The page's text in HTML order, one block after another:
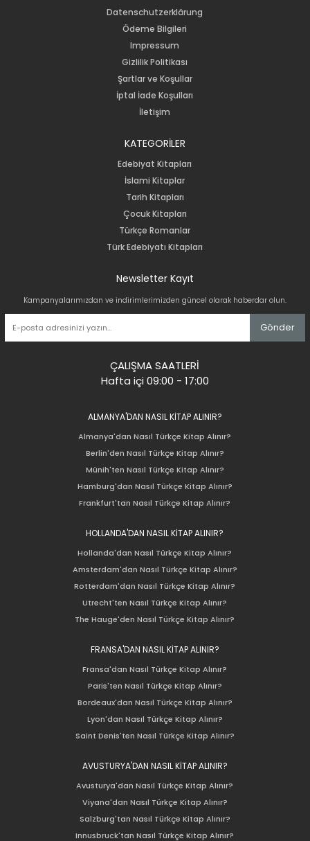
Datenschutzerklärung
Ödeme Bilgileri
Impressum
Gizlilik Politikası
Şartlar ve Koşullar
İptal İade Koşulları
İletişim
KATEGORİLER
Edebiyat Kitapları
İslami Kitaplar
Tarih Kitapları
Çocuk Kitapları
Türkçe Romanlar
Türk Edebiyatı Kitapları
Newsletter Kayıt
Kampanyalarımızdan ve indirimlerimizden güncel olarak haberdar olun.
Gönder
ÇALIŞMA SAATLERİ
Hafta içi 09:00 - 17:00
ALMANYA'DAN NASIL KİTAP ALINIR?
Almanya'dan Nasıl Türkçe Kitap Alınır?
Berlin'den Nasıl Türkçe Kitap Alınır?
Münih'ten Nasıl Türkçe Kitap Alınır?
Hamburg'dan Nasıl Türkçe Kitap Alınır?
Frankfurt'tan Nasıl Türkçe Kitap Alınır?
HOLLANDA'DAN NASIL KİTAP ALINIR?
Hollanda'dan Nasıl Türkçe Kitap Alınır?
Amsterdam'dan Nasıl Türkçe Kitap Alınır?
Rotterdam'dan Nasıl Türkçe Kitap Alınır?
Utrecht'ten Nasıl Türkçe Kitap Alınır?
The Hauge'den Nasıl Türkçe Kitap Alınır?
FRANSA'DAN NASIL KİTAP ALINIR?
Fransa'dan Nasıl Türkçe Kitap Alınır?
Paris'ten Nasıl Türkçe Kitap Alınır?
Bordeaux'dan Nasıl Türkçe Kitap Alınır?
Lyon'dan Nasıl Türkçe Kitap Alınır?
Saint Denis'ten Nasıl Türkçe Kitap Alınır?
AVUSTURYA'DAN NASIL KİTAP ALINIR?
Avusturya'dan Nasıl Türkçe Kitap Alınır?
Viyana'dan Nasıl Türkçe Kitap Alınır?
Salzburg'tan Nasıl Türkçe Kitap Alınır?
Innusbruck'tan Nasıl Türkçe Kitap Alınır?